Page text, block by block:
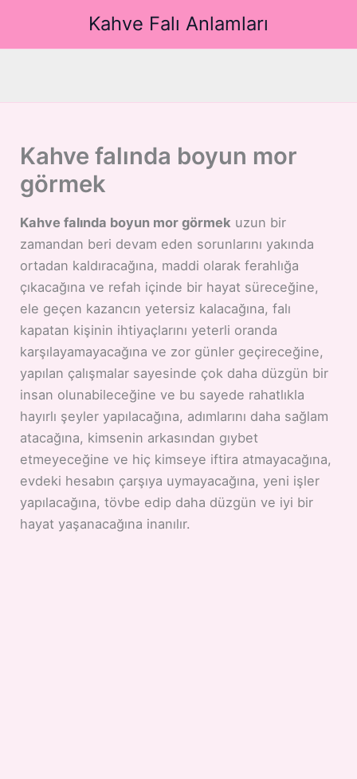
Kahve Falı Anlamları
Kahve falında boyun mor
görmek
Kahve falında boyun mor görmek uzun bir
zamandan beri devam eden sorunlarını yakında
ortadan kaldıracağına, maddi olarak ferahlığa
çıkacağına ve refah içinde bir hayat süreceğine,
ele geçen kazancın yetersiz kalacağına, falı
kapatan kişinin ihtiyaçlarını yeterli oranda
karşılayamayacağına ve zor günler geçireceğine,
yapılan çalışmalar sayesinde çok daha düzgün bir
insan olunabileceğine ve bu sayede rahatlıkla
hayırlı şeyler yapılacağına, adımlarını daha sağlam
atacağına, kimsenin arkasından gıybet
etmeyeceğine ve hiç kimseye iftira atmayacağına,
evdeki hesabın çarşıya uymayacağına, yeni işler
yapılacağına, tövbe edip daha düzgün ve iyi bir
hayat yaşanacağına inanılır.